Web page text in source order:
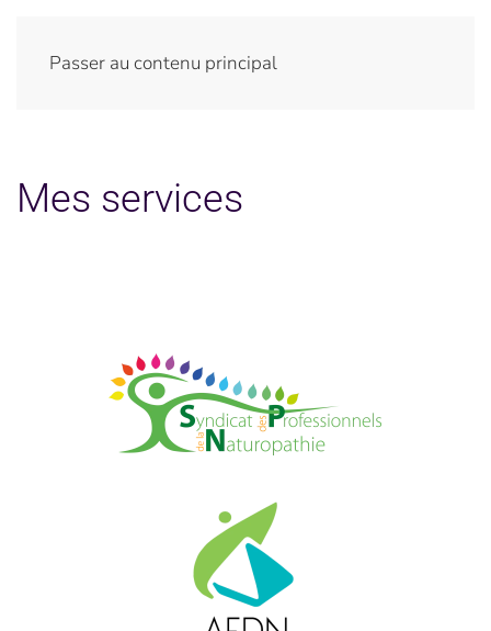
Passer au contenu principal
Mes services